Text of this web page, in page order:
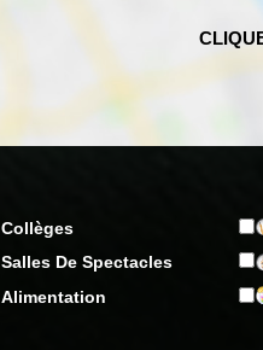
Collèges
Salles De Spectacles
Alimentation